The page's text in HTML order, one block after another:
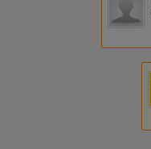
Вот здесь
Работу
Ударит по
И даст мне
Прошу вас
Работу и